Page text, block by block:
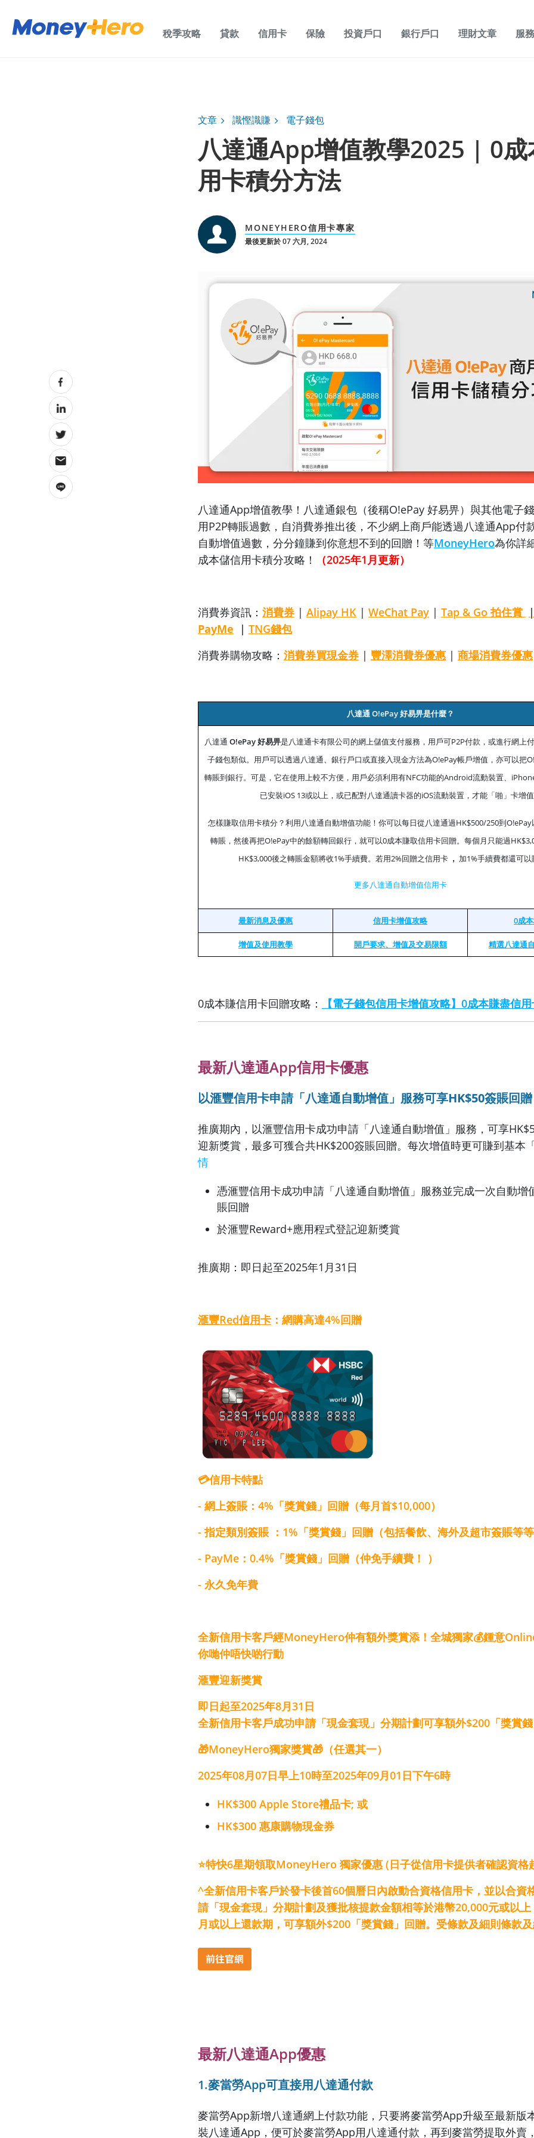
稅季攻略 貸款 信用卡 保險 投資戶口 銀行戶口 理財文章 服
文章 識慳識賺 電子錢包
八達通App增值教學2025 | 0成
用卡積分方法
MONEYHERO信用卡專家
最後更新於 07 六月, 2024
八達通App增值教學！八達通銀包（後稱O!ePay 好易畀）與其他電子
用P2P轉賬過數，自消費券推出後，不少網上商戶能透過八達通App付
自動增值過數，分分鐘賺到你意想不到的回贈！等MoneyHero為你詳
成本儲信用卡積分攻略！
（2025年1月更新）
消費券資訊： 消費券| Alipay HK | WeChat Pay | Tap & Go 拍住賞 |
PayMe
| TNG錢包
消費券購物攻略： 消費券買現金券| 豐澤消費券優惠 | 商場消費券優惠
八達通 O!ePay 好易畀是什麼？
八達通 O!ePay 好易畀是八達通卡有限公司的網上儲值支付服務，用戶可P2P付款，或進行網上
子錢包類似。用戶可以透過八達通、銀行戶口或直接入現金方法為O!ePay帳戶增值，亦可以把
轉賬到銀行。可是，它在使用上較不方便，用戶必須利用有NFC功能的Android流動裝置、
已安裝iOS 13或以上，或已配對八達通讀卡器的iOS流動裝置，才能「啪」卡增
怎樣賺取信用卡積分？利用八達通自動增值功能！你可以每日從八達通過HK$500/250到
轉賬，然後再把O!ePay中的餘額轉回銀行，就可以0成本賺取信用卡回贈。每個月只能過
HK$3,000後之轉賬金額將收1%手續費。若用2%回贈之信用卡 ， 加1%手續費都還可
更多八達通自動增值信用卡
最新消息及優惠 信用卡增值攻略 0成
增值及使用教學 開戶要求、增值及交易限額 精選八達通
0成本賺信用卡回贈攻略： 【電子錢包信用卡增值攻略】0成本賺盡信
最新八達通App信用卡優惠
以滙豐信用卡申請「八達通自動增值」服務可享HK$50簽賬回贈
推廣期內，以滙豐信用卡成功申請「八達通自動增值」服務，可享
迎新獎賞，最多可獲合共HK$200簽賬回贈。每次增值時更可賺到基本
情
憑滙豐信用卡成功申請「八達通自動增值」服務並完成一次自動增
賬回贈
於滙豐Reward+應用程式登記迎新獎賞
推廣期：即日起至2025年1月31日
滙豐Red信用卡 ：網購高達4%回贈
💳信用卡特點
- 網上簽賬：4%「獎賞錢」回贈（每月首$10,000）
- 指定類別簽賬 ：1%「獎賞錢」回贈（包括餐飲、海外及超市簽賬等
- PayMe：0.4%「獎賞錢」回贈（仲免手續費！ ）
- 永久免年費
全新信用卡客戶經MoneyHero仲有額外獎賞添！全城獨家💰鍾意
你哋仲唔快啲行動
滙豐迎新獎賞
即日起至2025年8月31日
全新信用卡客戶成功申請「現金套現」分期計劃可享額外$200「獎賞
🎁MoneyHero獨家獎賞🎁（任選其一）
2025年08月07日早上10時至2025年09月01日下午6時
HK$300 Apple Store禮品卡; 或​
HK$300 惠康購物現金券
⭐特快6星期領取MoneyHero 獨家優惠 (日子從信用卡提供者確認資格
^全新信用卡客戶於發卡後首60個曆日內啟動合資格信用卡，並以合資
請「現金套現」分期計劃及獲批核提款金額相等於港幣20,000元或以
月或以上還款期，可享額外$200「獎賞錢」回贈。受條款及細則條款
最新八達通App優惠
1.麥當勞App可直接用八達通付款
麥當勞App新增八達通網上付款功能，只要將麥當勞App升級至最新版
裝八達通App，便可於麥當勞App用八達通付款，再到麥當勞提取外賣